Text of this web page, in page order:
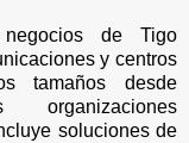
de Tigo
y centros
tamaños desde
organizaciones
soluciones de